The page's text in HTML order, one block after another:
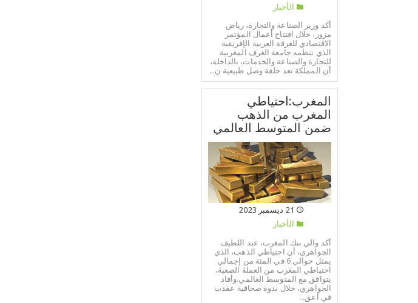
الأخبار
أكد وزير الصناعة والتجارة، رياض
مزور، خلال افتتاح أعمال المؤتمر
الاقتصادي للغرفة العربية الإفريقية
الذي تنظمه جامعة الغرف المغربية
للتجارة والصناعة والخدمات، بالداخلة،
أن المملكة تعد حلقة وصل طبيعية ن...
المغرب:احتياطي
المغرب من الذهب
ضمن المتوسط العالمي
الأخبار
أكد والي بنك المغرب، عبد اللطيف
الجواهري، أن احتياطي الذهب، الذي
يمثل حوالي 6 في المئة من إجمالي
احتياطي المغرب من العملة الصعبة،
يتوافق مع المتوسط العالمي.وأفاد
الجواهري، خلال ندوة صحافية عقدت
في أعق...